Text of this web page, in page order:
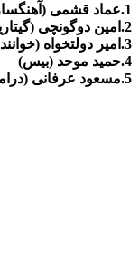
1.عماد قشمی (آهنگساز ، شاعر ، خواننده ، پیانو و سینتیسایزر)
2.امین دوگونچی (گیتاریست ، میکس و مستر)
3.امیر دولتخواه (خواننده)
4.حمید موحد (بیس)
5.مسعود عرفانی (درامز)